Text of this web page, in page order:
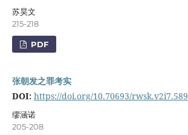
苏昊文
215-218
PDF
张朝发之罪考实
DOI: https://doi.org/10.70693/rwsk.v2i7.589
缪涵诺
205-208